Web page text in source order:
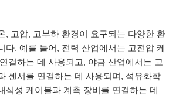
, 고압, 고부하 환경이 요구되는 다양한 환
다. 예를 들어, 전력 산업에서는 고전압 케
결하는 데 사용되고, 야금 산업에서는 고
센서를 연결하는 데 사용되며, 석유화학
식성 케이블과 계측 장비를 연결하는 데